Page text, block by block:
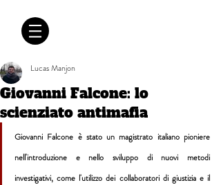
Giovanni Falcone: lo
scienziato antimafia
Lucas Manjon
Giovanni Falcone è stato un magistrato italiano pioniere
nell'introduzione e nello sviluppo di nuovi metodi
investigativi, come l'utilizzo dei collaboratori di giustizia e il